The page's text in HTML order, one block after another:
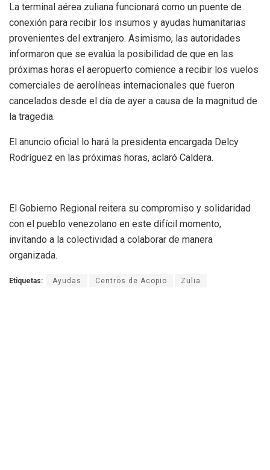
La terminal aérea zuliana funcionará como un puente de
conexión para recibir los insumos y ayudas humanitarias
provenientes del extranjero. Asimismo, las autoridades
informaron que se evalúa la posibilidad de que en las
próximas horas el aeropuerto comience a recibir los vuelos
comerciales de aerolíneas internacionales que fueron
cancelados desde el día de ayer a causa de la magnitud de
la tragedia.
El anuncio oficial lo hará la presidenta encargada Delcy
Rodríguez en las próximas horas, aclaró Caldera.
El Gobierno Regional reitera su compromiso y solidaridad
con el pueblo venezolano en este difícil momento,
invitando a la colectividad a colaborar de manera
organizada.
Etiquetas: Ayudas Centros de Acopio Zulia